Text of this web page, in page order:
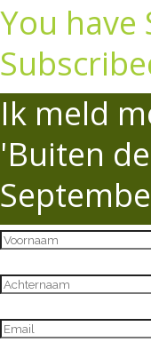
You have
Ik meld
'Buiten